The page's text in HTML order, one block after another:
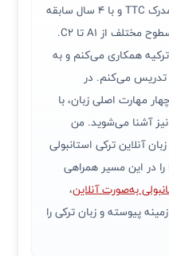
هستم. دارای مدرک TTC و با 4 سال سابقه
تدریس زبان ترکی استانبولی در سطوح مختلف از A1 تا C2.
همکاری می‌کنم و به
تدریس می‌کنم. در
مهارت اصلی زبان، با
آشنا می‌شوید. من
آنلاین ترکی استانبولی
در این مسیر همراهی
به‌صورت آنلاین،
پیوسته و زبان ترکی را